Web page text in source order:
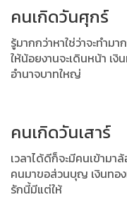
คนเกิดวันศุกร์
รู้มากกว่าหาใช่ว่าจะทำม
ให้น้อยงานจะเดินหน้า เงิ
อำนาจบาทใหญ่
คนเกิดวันเสาร์
เวลาได้ดีก็จะมีคนเข้ามา
คนมาขอส่วนบุญ เงินทอ
รักนี้มีแต่ให้